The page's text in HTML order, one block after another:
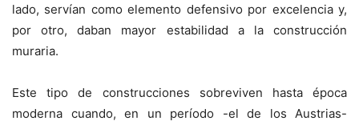
lado, servían como elemento defensivo por excelencia y,
por otro, daban mayor estabilidad a la construcción
muraria.
Este tipo de construcciones sobreviven hasta época
moderna cuando, en un período -el de los Austrias-